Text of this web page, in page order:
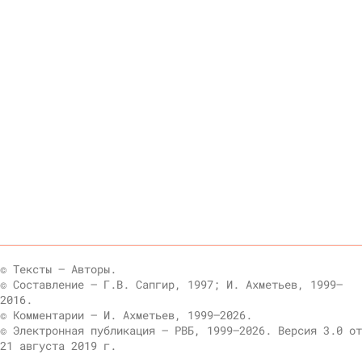
© Тексты — Авторы.
© Составление — Г.В. Сапгир, 1997; И. Ахметьев, 1999—
2016.
© Комментарии — И. Ахметьев, 1999—2026.
© Электронная публикация — РВБ, 1999–2026. Версия 3.0 от
21 августа 2019 г.